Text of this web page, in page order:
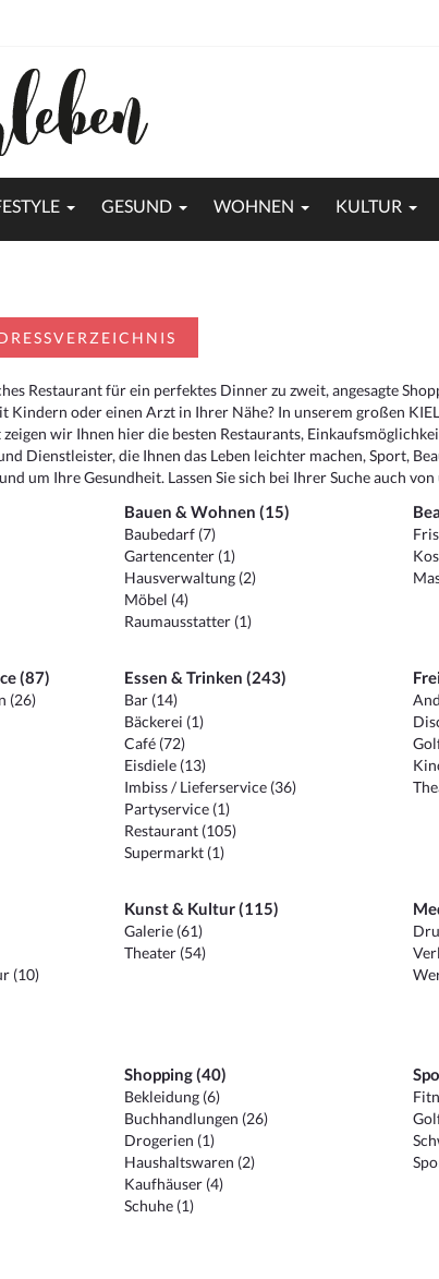
GESUND WOHNEN KULTUR
Restaurant für ein perfektes Dinner zu zweit, angesagte
Kindern oder einen Arzt in Ihrer Nähe? In unserem großen
wir Ihnen hier die besten Restaurants,
Dienstleister, die Ihnen das Leben leichter machen, Sport,
um Ihre Gesundheit. Lassen Sie sich bei Ihrer Suche auch
Bauen & Wohnen (15)
Baubedarf (7)
Gartencenter (1)
Hausverwaltung (2)
Möbel (4)
Raumausstatter (1)
(87)
(26)
Essen & Trinken (243)
Bar (14)
Bäckerei (1)
Café (72)
Eisdiele (13)
Imbiss / Lieferservice (36)
Partyservice (1)
Restaurant (105)
Supermarkt (1)
(10)
Kunst & Kultur (115)
Galerie (61)
Theater (54)
Shopping (40)
Bekleidung (6)
Buchhandlungen (26)
Drogerien (1)
Haushaltswaren (2)
Kaufhäuser (4)
Schuhe (1)